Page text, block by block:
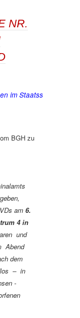
NR.
im
BGH zu
am 6.
4 in
und
Abend
dem
– in
-